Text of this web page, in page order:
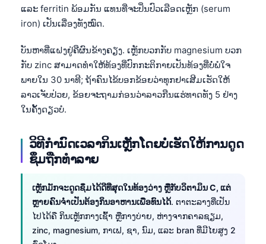
ແລະ ferritin ພ້ອມກັນ ແທນທີ່ຈະປິ່ນປົວເລືອດເຫຼັກ (serum
iron) ເປັນເລື່ອງທັງໝົດ.
ບັນຫາທີ່ແຝງຢູ່ຄືຜົນຂ້າງຄຽງ. ເຫຼັກບວກກັບ magnesium ບວກ
ກັບ zinc ສາມາດທຳໃຫ້ທ້ອງທີ່ປົກກະຕິກາຍເປັນທ້ອງທີ່ບໍ່ພໍໃຈ
ພາຍໃນ 30 ນາທີ; ຖ້າຄົນໄຂ້ບອກຂ້ອຍວ່າທຸກຢາເສີມເຮັດໃຫ້
ລາວເຈັບປ່ວຍ, ຂ້ອຍຈະຖາມກ່ອນວ່າລາວກືນແຮ່ທາດທັງ 5 ຢ່າງ
ໃນຄັ້ງດຽວບໍ.
ວິທີກຳນົດເວລາກິນເຫຼັກໂດຍບໍ່ເຮັດໃຫ້ການດູດ
ຊຶມຖືກທຳລາຍ
ເຫຼັກມັກຈະດູດຊຶມໄດ້ດີທີ່ສຸດໃນທ້ອງວ່າງ ຫຼືກັບວິຕາມິນ C, ແຕ່
ຫຼາຍຄົນຈຳເປັນຕ້ອງກິນອາຫານເພື່ອທົນໄດ້. ຕາຕະລາງທີ່ເປັນ
ໄປໄດ້ຄື ກິນເຫຼັກກາງເຊົ້າ ຫຼືກາງບ່າຍ, ຫ່າງຈາກຄາລຊຽມ,
zinc, magnesium, ກາເຟ, ຊາ, ນົມ, ແລະ bran ທີ່ມີໄຍສູງ 2